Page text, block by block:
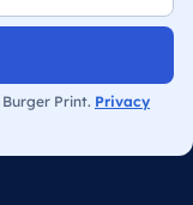
Print. Privacy